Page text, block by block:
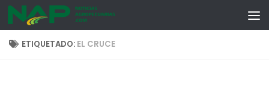
Skip to content
ETIQUETADO: EL CRUCE